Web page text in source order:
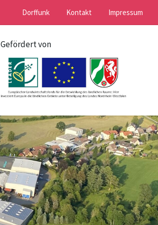
Dorffunk Kontakt Impressum
Gefördert von